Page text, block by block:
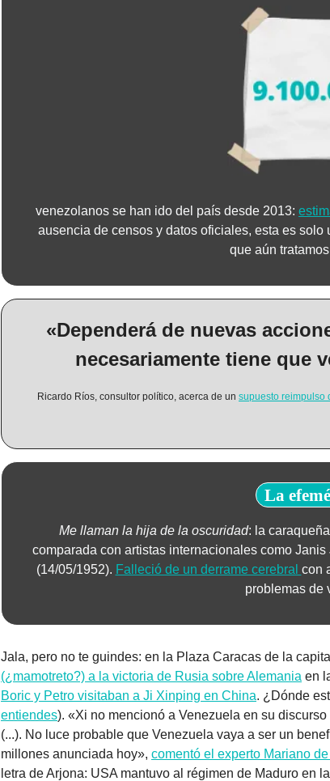
venezolanos se han ido del país desde 2013:
ausencia de censos y datos oficiales, esta es
que aún
«Dependerá de nuevas
necesariamente tiene que
Ricardo Ríos, consultor político, acerca de un supuesto reimpulso
La
Me llaman la hija de la oscuridad: la caraqueña
comparada con artistas internacionales como
(14/05/1952). Falleció de un derrame cerebral con
problemas
Jala, pero no te guindes: en la Plaza Caracas de la
(¿mamotreto?) a la victoria de Rusia sobre Alemania en
Boric y Petro visitaban a Ji Xinping en China. ¿Dónde
entiendes). «Xi no mencionó a Venezuela en su
(...). No luce probable que Venezuela vaya a ser un
millones anunciada hoy», comentó el experto Mariano
letra de Arjona: USA mantuvo al régimen de Maduro en